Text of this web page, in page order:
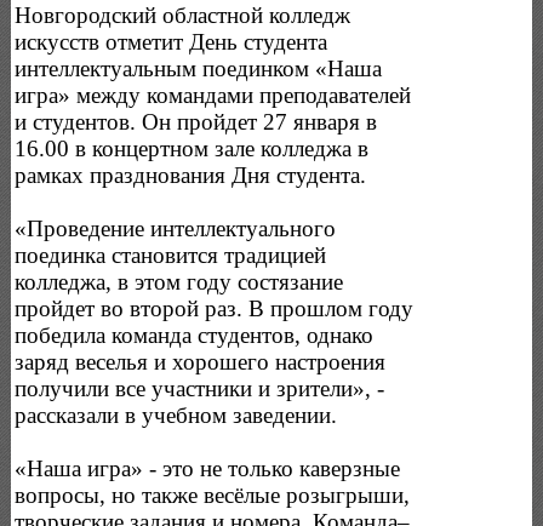
Новгородский областной колледж
искусств отметит День студента
интеллектуальным поединком «Наша
игра» между командами преподавателей
и студентов. Он пройдет 27 января в
16.00 в концертном зале колледжа в
рамках празднования Дня студента.
«Проведение интеллектуального
поединка становится традицией
колледжа, в этом году состязание
пройдет во второй раз. В прошлом году
победила команда студентов, однако
заряд веселья и хорошего настроения
получили все участники и зрители», -
рассказали в учебном заведении.
«Наша игра» - это не только каверзные
вопросы, но также весёлые розыгрыши,